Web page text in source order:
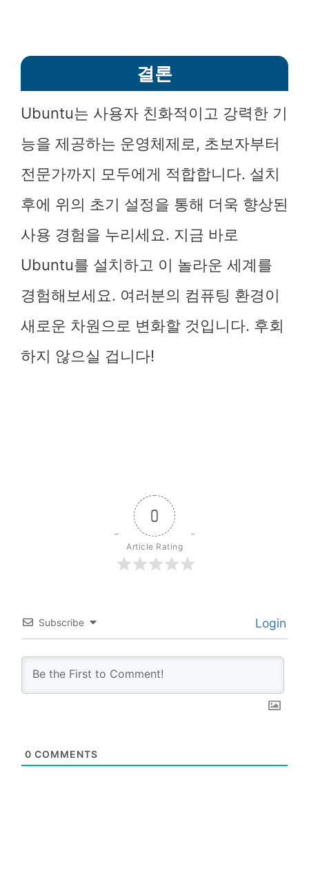
결론
Ubuntu는 사용자 친화적이고 강력한 기
능을 제공하는 운영체제로, 초보자부터
전문가까지 모두에게 적합합니다. 설치
후에 위의 초기 설정을 통해 더욱 향상된
사용 경험을 누리세요. 지금 바로
Ubuntu를 설치하고 이 놀라운 세계를
경험해보세요. 여러분의 컴퓨팅 환경이
새로운 차원으로 변화할 것입니다. 후회
하지 않으실 겁니다!
0
Article Rating
Subscribe Login
0 COMMENTS